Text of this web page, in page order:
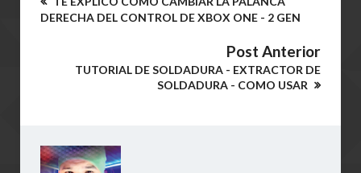
DERECHA DEL CONTROL DE XBOX ONE - 2 GEN
Post Anterior
TUTORIAL DE SOLDADURA - EXTRACTOR DE
SOLDADURA - COMO USAR